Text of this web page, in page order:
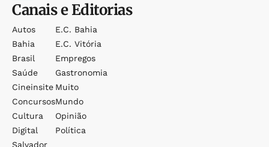
Canais e Editorias
Autos
Bahia
Brasil
Saúde
Cineinsite
Concursos
Cultura
Digital
Salvador
E.c. Bahia
E.c. Vitória
Empregos
Gastronomia
Muito
Mundo
Opinião
Política